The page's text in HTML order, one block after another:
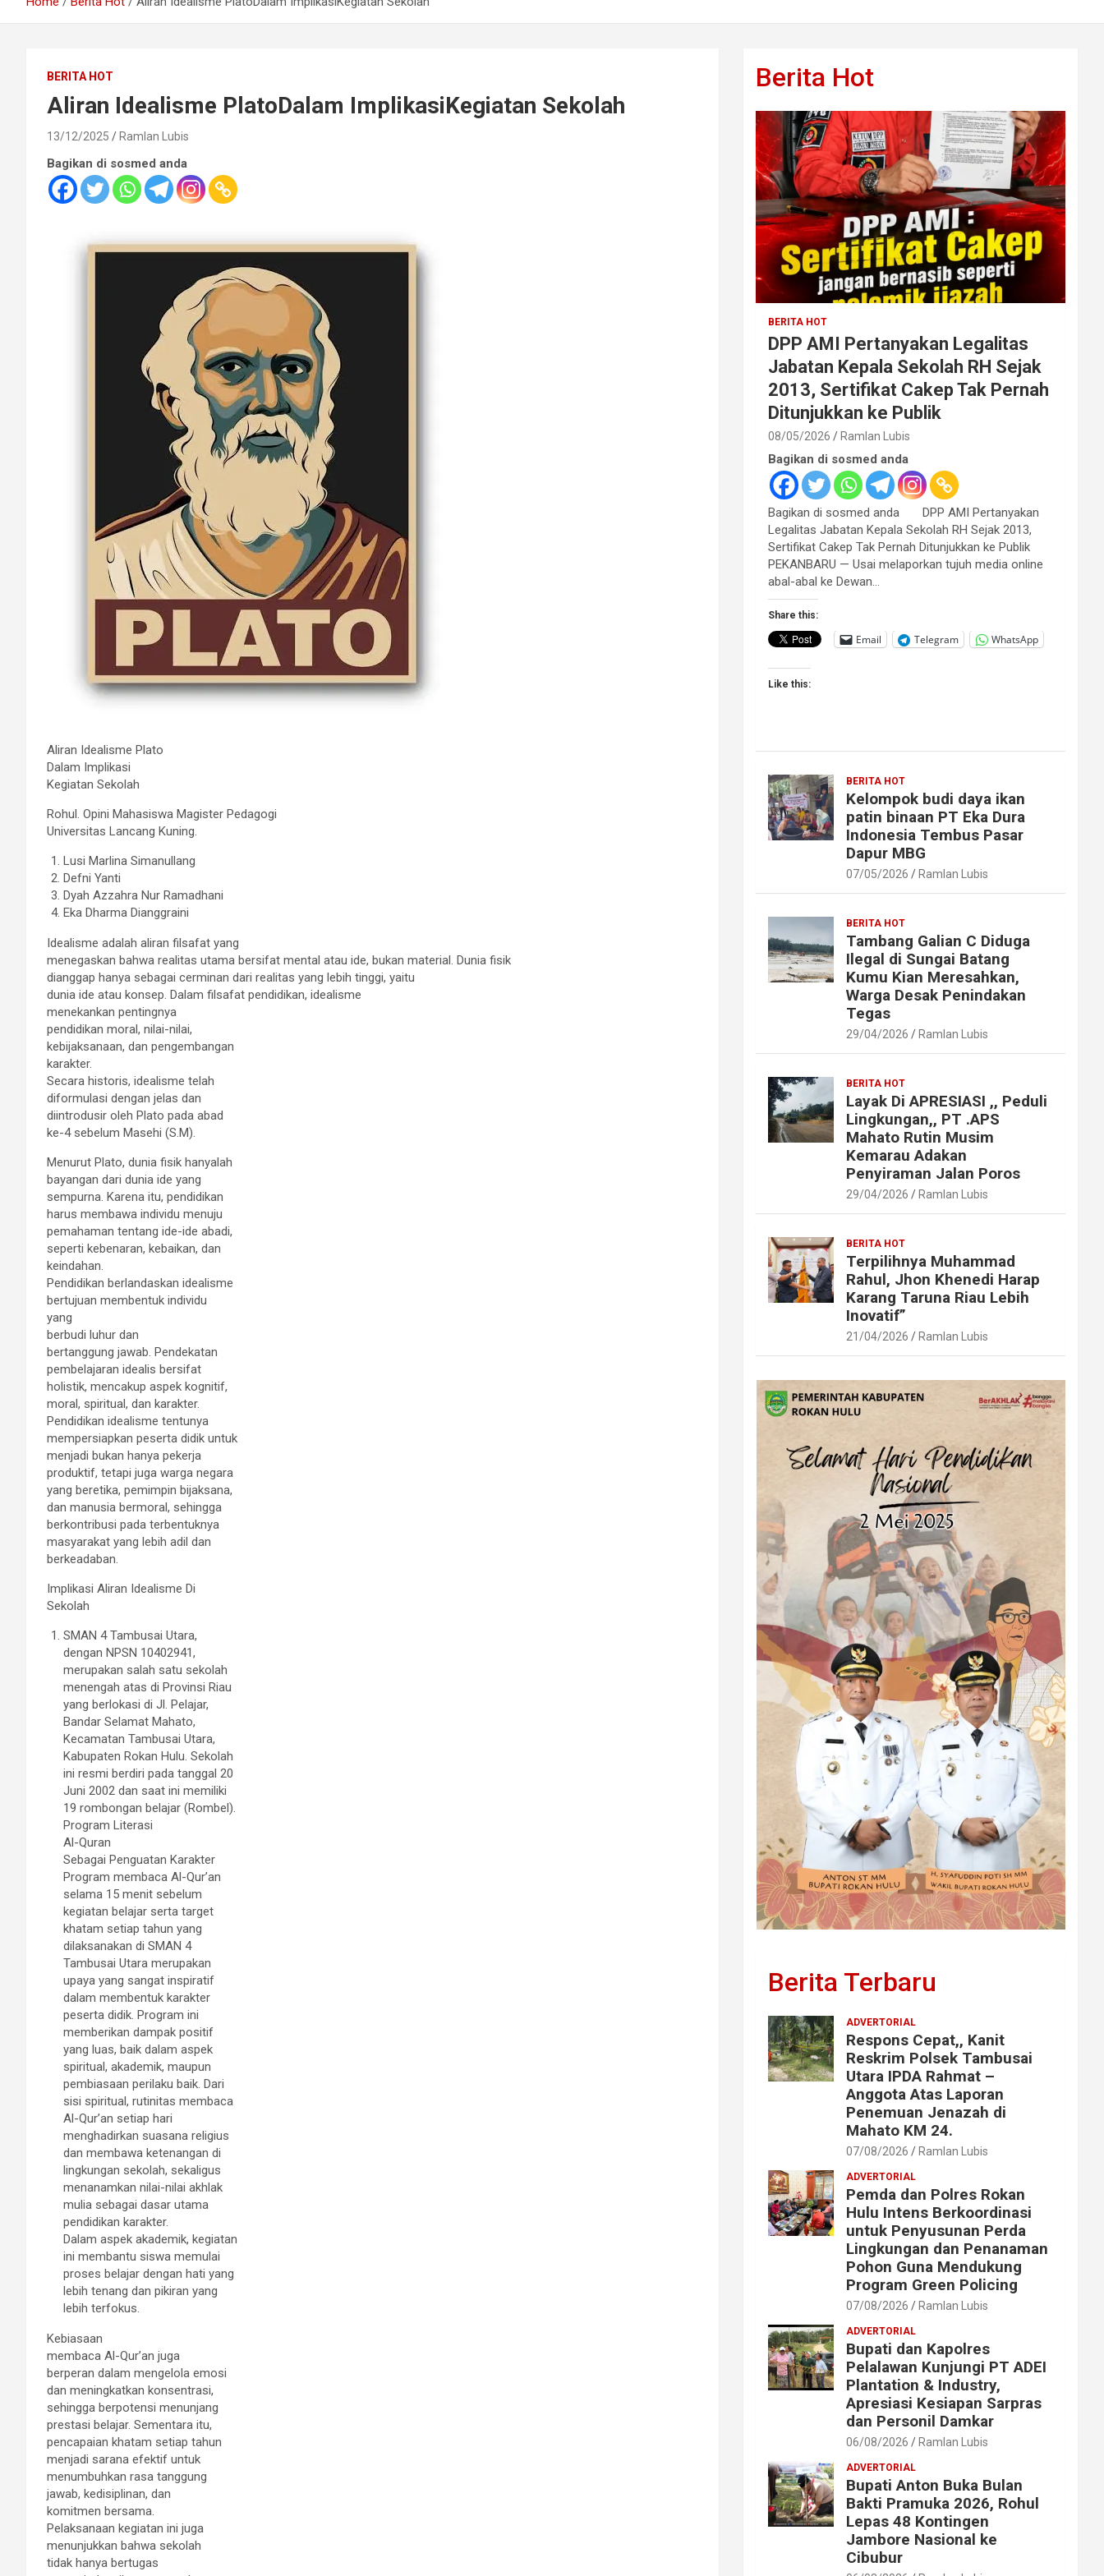
BERITA HOT
Aliran Idealisme PlatoDalam ImplikasiKegiatan Sekolah
13/12/2025 Ramlan Lubis
Bagikan di sosmed anda
Aliran Idealisme Plato
Dalam Implikasi
Kegiatan Sekolah
Rohul. Opini Mahasiswa Magister Pedagogi
Universitas Lancang Kuning.
Lusi Marlina Simanullang
Defni Yanti
Dyah Azzahra Nur Ramadhani
Eka Dharma Dianggraini
Idealisme adalah aliran filsafat yang
menegaskan bahwa realitas utama bersifat mental atau ide, bukan material. Dunia fisik
dianggap hanya sebagai cerminan dari realitas yang lebih tinggi, yaitu
dunia ide atau konsep. Dalam filsafat pendidikan, idealisme
menekankan pentingnya
pendidikan moral, nilai-nilai,
kebijaksanaan, dan pengembangan
karakter.
Secara historis, idealisme telah
diformulasi dengan jelas dan
diintrodusir oleh Plato pada abad
ke-4 sebelum Masehi (S.M).
Menurut Plato, dunia fisik hanyalah
bayangan dari dunia ide yang
sempurna. Karena itu, pendidikan
harus membawa individu menuju
pemahaman tentang ide-ide abadi,
seperti kebenaran, kebaikan, dan
keindahan.
Pendidikan berlandaskan idealisme
bertujuan membentuk individu
yang
berbudi luhur dan
bertanggung jawab. Pendekatan
pembelajaran idealis bersifat
holistik, mencakup aspek kognitif,
moral, spiritual, dan karakter.
Pendidikan idealisme tentunya
mempersiapkan peserta didik untuk
menjadi bukan hanya pekerja
produktif, tetapi juga warga negara
yang beretika, pemimpin bijaksana,
dan manusia bermoral, sehingga
berkontribusi pada terbentuknya
masyarakat yang lebih adil dan
berkeadaban.
Implikasi Aliran Idealisme Di
Sekolah
SMAN 4 Tambusai Utara,
dengan NPSN 10402941,
merupakan salah satu sekolah
menengah atas di Provinsi Riau
yang berlokasi di Jl. Pelajar,
Bandar Selamat Mahato,
Kecamatan Tambusai Utara,
Kabupaten Rokan Hulu. Sekolah
ini resmi berdiri pada tanggal 20
Juni 2002 dan saat ini memiliki
19 rombongan belajar (Rombel).
Program Literasi
Al-Quran
Sebagai Penguatan Karakter
Program membaca Al-Qur’an
selama 15 menit sebelum
kegiatan belajar serta target
khatam setiap tahun yang
dilaksanakan di SMAN 4
Tambusai Utara merupakan
upaya yang sangat inspiratif
dalam membentuk karakter
peserta didik. Program ini
memberikan dampak positif
yang luas, baik dalam aspek
spiritual, akademik, maupun
pembiasaan perilaku baik. Dari
sisi spiritual, rutinitas membaca
Al-Qur’an setiap hari
menghadirkan suasana religius
dan membawa ketenangan di
lingkungan sekolah, sekaligus
menanamkan nilai-nilai akhlak
mulia sebagai dasar utama
pendidikan karakter.
Dalam aspek akademik, kegiatan
ini membantu siswa memulai
proses belajar dengan hati yang
lebih tenang dan pikiran yang
lebih terfokus.
Kebiasaan
membaca Al-Qur’an juga
berperan dalam mengelola emosi
dan meningkatkan konsentrasi,
sehingga berpotensi menunjang
prestasi belajar. Sementara itu,
pencapaian khatam setiap tahun
menjadi sarana efektif untuk
menumbuhkan rasa tanggung
jawab, kedisiplinan, dan
komitmen bersama.
Pelaksanaan kegiatan ini juga
menunjukkan bahwa sekolah
tidak hanya bertugas
Berita Hot
BERITA HOT
DPP AMI Pertanyakan Legalitas
Jabatan Kepala Sekolah RH Sejak
2013, Sertifikat Cakep Tak Pernah
Ditunjukkan ke Publik
08/05/2026 Ramlan Lubis
Bagikan di sosmed anda
Bagikan di sosmed anda DPP AMI Pertanyakan
Legalitas Jabatan Kepala Sekolah RH Sejak 2013,
Sertifikat Cakep Tak Pernah Ditunjukkan ke Publik
PEKANBARU — Usai melaporkan tujuh media online
abal-abal ke Dewan…
Share this:
Email Telegram WhatsApp
Like this:
BERITA HOT
Kelompok budi daya ikan
patin binaan PT Eka Dura
Indonesia Tembus Pasar
Dapur MBG
07/05/2026 Ramlan Lubis
BERITA HOT
Tambang Galian C Diduga
Ilegal di Sungai Batang
Kumu Kian Meresahkan,
Warga Desak Penindakan
Tegas
29/04/2026 Ramlan Lubis
BERITA HOT
Layak Di APRESIASI ,, Peduli
Lingkungan,, PT .APS
Mahato Rutin Musim
Kemarau Adakan
Penyiraman Jalan Poros
29/04/2026 Ramlan Lubis
BERITA HOT
Terpilihnya Muhammad
Rahul, Jhon Khenedi Harap
Karang Taruna Riau Lebih
Inovatif”
21/04/2026 Ramlan Lubis
Berita Terbaru
ADVERTORIAL
Respons Cepat,, Kanit
Reskrim Polsek Tambusai
Utara IPDA Rahmat –
Anggota Atas Laporan
Penemuan Jenazah di
Mahato KM 24.
07/08/2026 Ramlan Lubis
ADVERTORIAL
Pemda dan Polres Rokan
Hulu Intens Berkoordinasi
untuk Penyusunan Perda
Lingkungan dan Penanaman
Pohon Guna Mendukung
Program Green Policing
07/08/2026 Ramlan Lubis
ADVERTORIAL
Bupati dan Kapolres
Pelalawan Kunjungi PT ADEI
Plantation & Industry,
Apresiasi Kesiapan Sarpras
dan Personil Damkar
06/08/2026 Ramlan Lubis
ADVERTORIAL
Bupati Anton Buka Bulan
Bakti Pramuka 2026, Rohul
Lepas 48 Kontingen
Jambore Nasional ke
Cibubur